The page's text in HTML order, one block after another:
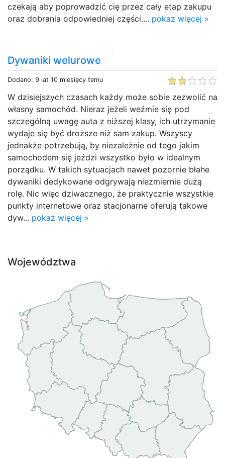
czekają aby poprowadzić cię przez cały etap zakupu
oraz dobrania odpowiedniej części.... pokaż więcej »
Dywaniki welurowe
Dodano: 9 lat 10 miesięcy temu
W dzisiejszych czasach każdy może sobie zezwolić na
własny samochód. Nieraz jeżeli weźmie się pod
szczególną uwagę auta z niższej klasy, ich utrzymanie
wydaje się być droższe niż sam zakup. Wszyscy
jednakże potrzebują, by niezależnie od tego jakim
samochodem się jeździ wszystko było w idealnym
porządku. W takich sytuacjach nawet pozornie błahe
dywaniki dedykowane odgrywają niezmiernie dużą
rolę. Nic więc dziwacznego, że praktycznie wszystkie
punkty internetowe oraz stacjonarne oferują takowe
dyw... pokaż więcej »
Województwa